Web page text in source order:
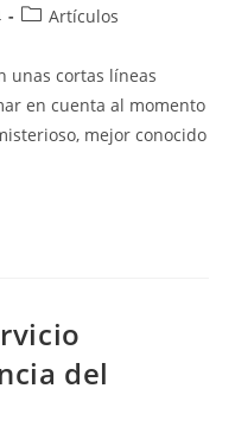
Artículos
unas cortas líneas
en cuenta al momento
mejor conocido
del